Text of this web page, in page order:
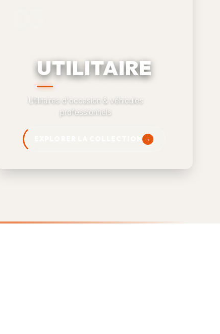
UTILITAIRE
Utilitaires d'occasion & véhicules
professionnels